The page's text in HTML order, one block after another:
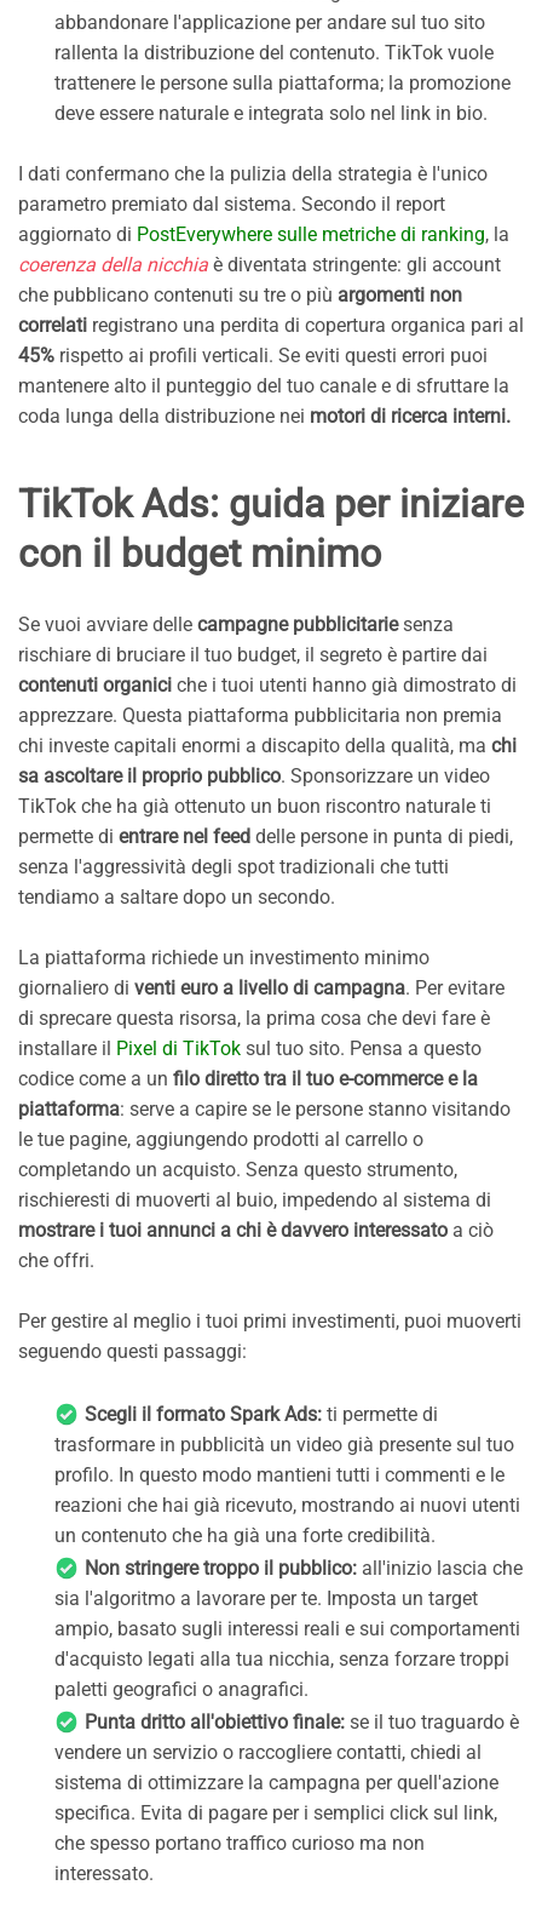
abbandonare l'applicazione per andare sul tuo sito
rallenta la distribuzione del contenuto. TikTok vuole
trattenere le persone sulla piattaforma; la promozione
deve essere naturale e integrata solo nel link in bio.
I dati confermano che la pulizia della strategia è l'unico
parametro premiato dal sistema. Secondo il report
aggiornato di PostEverywhere sulle metriche di ranking, la
coerenza della nicchia è diventata stringente: gli account
che pubblicano contenuti su tre o più argomenti non
correlati registrano una perdita di copertura organica pari al
45% rispetto ai profili verticali. Se eviti questi errori puoi
mantenere alto il punteggio del tuo canale e di sfruttare la
coda lunga della distribuzione nei motori di ricerca interni.
TikTok Ads: guida per iniziare
con il budget minimo
Se vuoi avviare delle campagne pubblicitariesenza
rischiare di bruciare il tuo budget, il segreto è partire dai
contenuti organici che i tuoi utenti hanno già dimostrato di
apprezzare. Questa piattaforma pubblicitaria non premia
chi investe capitali enormi a discapito della qualità, ma chi
sa ascoltare il proprio pubblico. Sponsorizzare un video
TikTok che ha già ottenuto un buon riscontro naturale ti
permette di entrare nel feed delle persone in punta di piedi,
senza l'aggressività degli spot tradizionali che tutti
tendiamo a saltare dopo un secondo.
La piattaforma richiede un investimento minimo
giornaliero di venti euro a livello di campagna. Per evitare
di sprecare questa risorsa, la prima cosa che devi fare è
installare il Pixel di TikTok sul tuo sito. Pensa a questo
codice come a un filo diretto tra il tuo e-commerce e la
piattaforma: serve a capire se le persone stanno visitando
le tue pagine, aggiungendo prodotti al carrello o
completando un acquisto. Senza questo strumento,
rischieresti di muoverti al buio, impedendo al sistema di
mostrare i tuoi annunci a chi è davvero interessato a ciò
che offri.
Per gestire al meglio i tuoi primi investimenti, puoi muoverti
seguendo questi passaggi:
Scegli il formato Spark Ads: ti permette di
trasformare in pubblicità un video già presente sul tuo
profilo. In questo modo mantieni tutti i commenti e le
reazioni che hai già ricevuto, mostrando ai nuovi utenti
un contenuto che ha già una forte credibilità.
Non stringere troppo il pubblico: all'inizio lascia che
sia l'algoritmo a lavorare per te. Imposta un target
ampio, basato sugli interessi reali e sui comportamenti
d'acquisto legati alla tua nicchia, senza forzare troppi
paletti geografici o anagrafici.
Punta dritto all'obiettivo finale: se il tuo traguardo è
vendere un servizio o raccogliere contatti, chiedi al
sistema di ottimizzare la campagna per quell'azione
specifica. Evita di pagare per i semplici click sul link,
che spesso portano traffico curioso ma non
interessato.